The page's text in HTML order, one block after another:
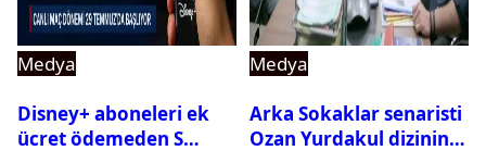
Medya
Disney+ aboneleri ek
ücret ödemeden S
Medya
Arka Sokaklar senaristi
Ozan Yurdakul dizinin